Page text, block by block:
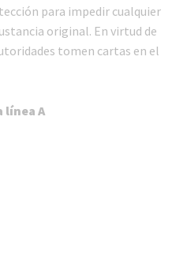
para impedir cualquier
original. En virtud de
tomen cartas en el
línea A